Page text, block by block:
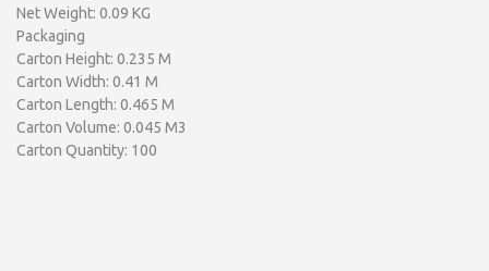
Net Weight: 0.09 KG
Packaging
Carton Height: 0.235 M
Carton Width: 0.41 M
Carton Length: 0.465 M
Carton Volume: 0.045 M3
Carton Quantity: 100